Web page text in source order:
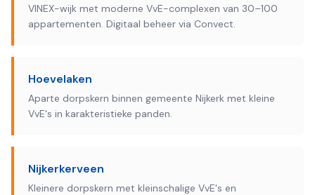
VINEX-wijk met moderne VvE-complexen van 30–100
appartementen. Digitaal beheer via Convect.
Hoevelaken
Aparte dorpskern binnen gemeente Nijkerk met kleine
VvE's in karakteristieke panden.
Nijkerkerveen
Kleinere dorpskern met kleinschalige VvE's en